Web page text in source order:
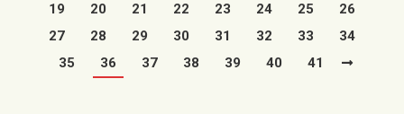
19
20 21 22 23 24 25
26
27
28 29 30 31 32 33
34
35
36 37 38 39 40 41